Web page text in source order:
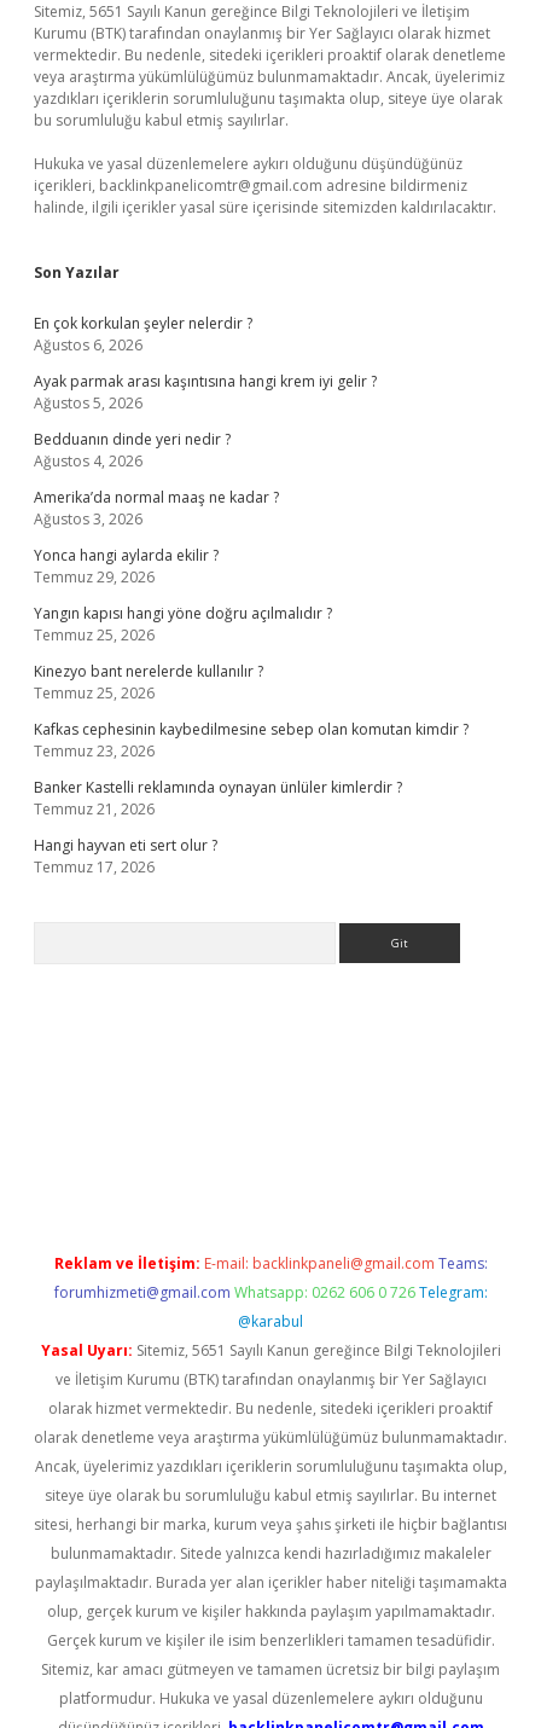
Sitemiz, 5651 Sayılı Kanun gereğince Bilgi Teknolojileri ve İletişim
Kurumu (BTK) tarafından onaylanmış bir Yer Sağlayıcı olarak hizmet
vermektedir. Bu nedenle, sitedeki içerikleri proaktif olarak denetleme
veya araştırma yükümlülüğümüz bulunmamaktadır. Ancak, üyelerimiz
yazdıkları içeriklerin sorumluluğunu taşımakta olup, siteye üye olarak
bu sorumluluğu kabul etmiş sayılırlar.
Hukuka ve yasal düzenlemelere aykırı olduğunu düşündüğünüz
içerikleri, backlinkpanelicomtr@gmail.com adresine bildirmeniz
halinde, ilgili içerikler yasal süre içerisinde sitemizden kaldırılacaktır.
Son Yazılar
En çok korkulan şeyler nelerdir ?
Ağustos 6, 2026
Ayak parmak arası kaşıntısına hangi krem iyi gelir ?
Ağustos 5, 2026
Bedduanın dinde yeri nedir ?
Ağustos 4, 2026
Amerika’da normal maaş ne kadar ?
Ağustos 3, 2026
Yonca hangi aylarda ekilir ?
Temmuz 29, 2026
Yangın kapısı hangi yöne doğru açılmalıdır ?
Temmuz 25, 2026
Kinezyo bant nerelerde kullanılır ?
Temmuz 25, 2026
Kafkas cephesinin kaybedilmesine sebep olan komutan kimdir ?
Temmuz 23, 2026
Banker Kastelli reklamında oynayan ünlüler kimlerdir ?
Temmuz 21, 2026
Hangi hayvan eti sert olur ?
Temmuz 17, 2026
Reklam ve İletişim: E-mail: backlinkpaneli@gmail.com Teams:
forumhizmeti@gmail.com Whatsapp: 0262 606 0 726 Telegram:
@karabul
Yasal Uyarı: Sitemiz, 5651 Sayılı Kanun gereğince Bilgi Teknolojileri
ve İletişim Kurumu (BTK) tarafından onaylanmış bir Yer Sağlayıcı
olarak hizmet vermektedir. Bu nedenle, sitedeki içerikleri proaktif
olarak denetleme veya araştırma yükümlülüğümüz bulunmamaktadır.
Ancak, üyelerimiz yazdıkları içeriklerin sorumluluğunu taşımakta olup,
siteye üye olarak bu sorumluluğu kabul etmiş sayılırlar. Bu internet
sitesi, herhangi bir marka, kurum veya şahıs şirketi ile hiçbir bağlantısı
bulunmamaktadır. Sitede yalnızca kendi hazırladığımız makaleler
paylaşılmaktadır. Burada yer alan içerikler haber niteliği taşımamakta
olup, gerçek kurum ve kişiler hakkında paylaşım yapılmamaktadır.
Gerçek kurum ve kişiler ile isim benzerlikleri tamamen tesadüfidir.
Sitemiz, kar amacı gütmeyen ve tamamen ücretsiz bir bilgi paylaşım
platformudur. Hukuka ve yasal düzenlemelere aykırı olduğunu